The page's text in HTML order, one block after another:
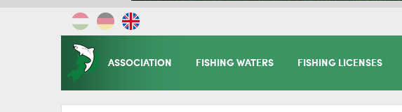
ASSOCIATION FISHING WATERS FISHING LICENSES